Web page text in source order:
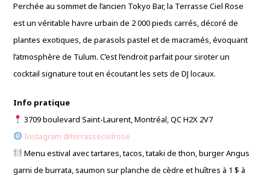
Perchée au sommet de l’ancien Tokyo Bar, la Terrasse Ciel Rose
est un véritable havre urbain de 2 000 pieds carrés, décoré de
plantes exotiques, de parasols pastel et de macramés, évoquant
l’atmosphère de Tulum. C’est l’endroit parfait pour siroter un
cocktail signature tout en écoutant les sets de DJ locaux.
Info pratique
3709 boulevard Saint-Laurent, Montréal, QC H2X 2V7
Instagram @terrassecielrose
Menu estival avec tartares, tacos, tataki de thon, burger Angus
garni de burrata, saumon sur planche de cèdre et huîtres à 1 $ à